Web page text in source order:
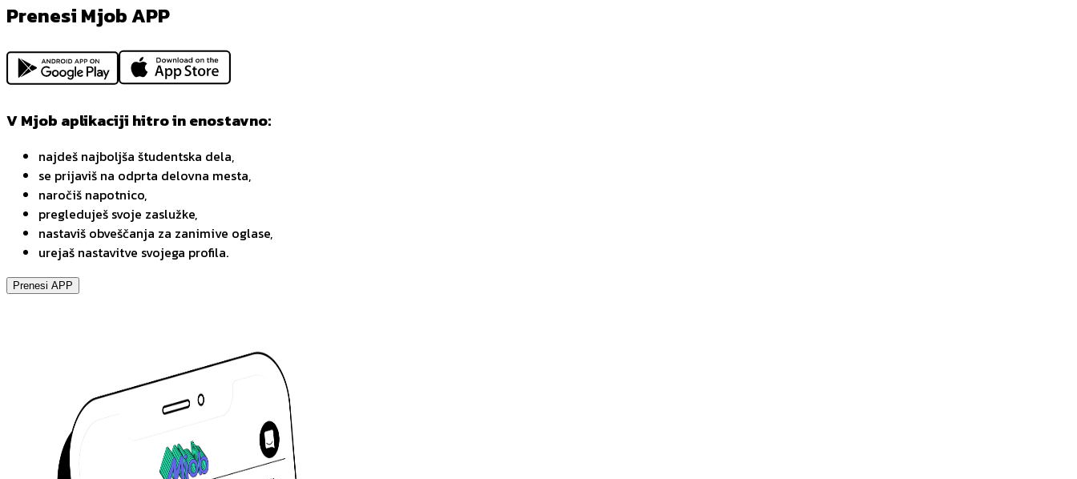
Prenesi Mjob APP
V Mjob aplikaciji hitro in enostavno:
najdeš najboljša študentska dela,
se prijaviš na odprta delovna mesta,
naročiš napotnico,
pregleduješ svoje zaslužke,
nastaviš obveščanja za zanimive oglase,
urejaš nastavitve svojega profila.
Prenesi APP